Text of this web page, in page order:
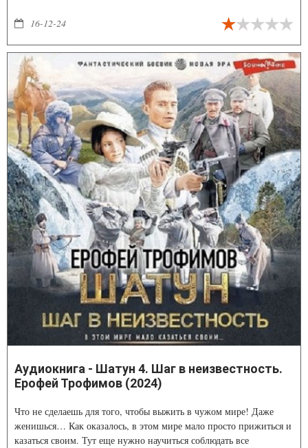
16-12-24
Аудиокнига - Шатун 4. Шаг в неизвестность.
Ерофей Трофимов (2024)
Что не сделаешь для того, чтобы выжить в чужом мире! Даже
женишься… Как оказалось, в этом мире мало просто прижиться и
казаться своим. Тут еще нужно научиться соблюдать все